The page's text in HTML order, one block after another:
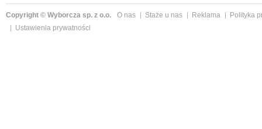
Copyright © Wyborcza sp. z o.o. O nas Staże u nas Reklama
Polityka
Ustawienia prywatności